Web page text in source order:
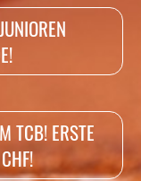
TCB! ERSTE